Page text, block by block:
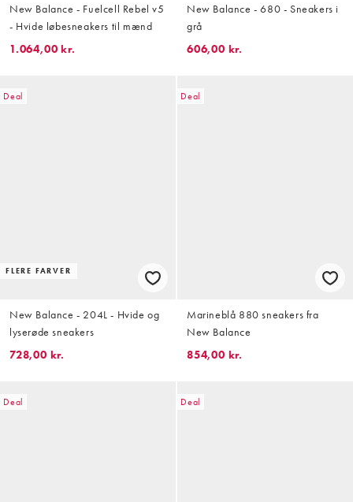
New Balance - Fuelcell Rebel v5
- Hvide løbesneakers til mænd
1.064,00 kr.
New Balance - 680 - Sneakers i
grå
606,00 kr.
Deal
FLERE FARVER
New Balance - 204L - Hvide og
lyserøde sneakers
728,00 kr.
Deal
Marineblå 880 sneakers fra
New Balance
854,00 kr.
Deal Deal